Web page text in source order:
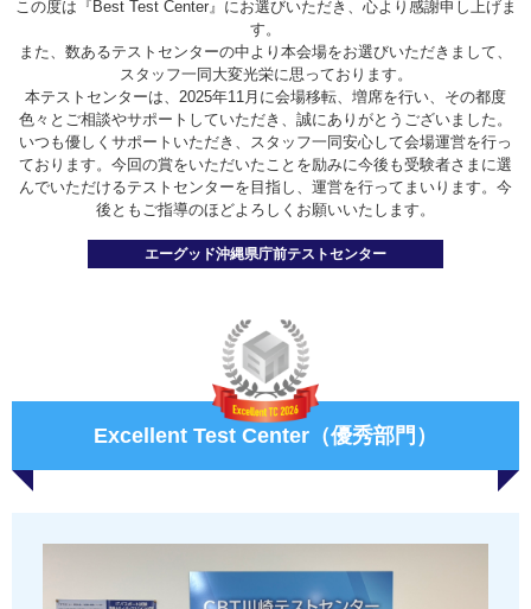
この度は『Best Test Center』にお選びいただき、心より感謝申し上げま
す。
また、数あるテストセンターの中より本会場をお選びいただきまして、
スタッフ一同大変光栄に思っております。
本テストセンターは、2025年11月に会場移転、増席を行い、その都度
色々とご相談やサポートしていただき、誠にありがとうございました。
いつも優しくサポートいただき、スタッフ一同安心して会場運営を行っ
ております。今回の賞をいただいたことを励みに今後も受験者さまに選
んでいただけるテストセンターを目指し、運営を行ってまいります。今
後ともご指導のほどよろしくお願いいたします。
エーグッド沖縄県庁前テストセンター
Excellent Test Center（優秀部門）